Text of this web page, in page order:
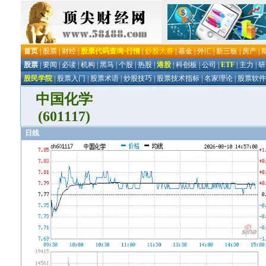
中国化学
(601117)
日线